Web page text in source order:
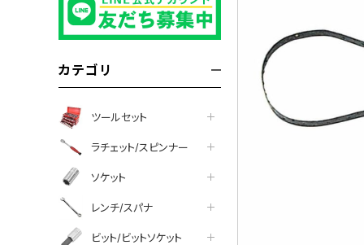
カテゴリ
ツールセット
ラチェット/スピンナー
ソケット
レンチ/スパナ
ビット/ビットソケット